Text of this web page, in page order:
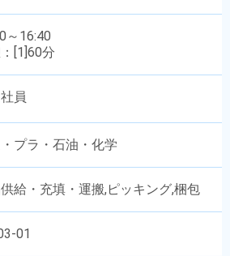
～16:40
[1]60分
員
プラ・石油・化学
給・充填・運搬,ピッキング,梱包
01